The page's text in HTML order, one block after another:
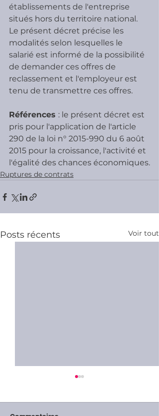
établissements de l'entreprise
situés hors du territoire national.
Le présent décret précise les
modalités selon lesquelles le
salarié est informé de la possibilité
de demander ces offres de
reclassement et l'employeur est
tenu de transmettre ces offres.
Références : le présent décret est
pris pour l'application de l'article
290 de la loi n° 2015-990 du 6 août
2015 pour la croissance, l'activité et
l'égalité des chances économiques.
Ruptures de contrats
Posts récents Voir tout